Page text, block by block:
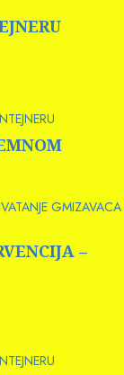
GMIZAVACA
–